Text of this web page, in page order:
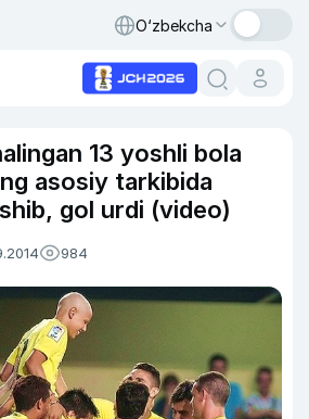
O‘zbekcha
13 yoshli bola
asosiy tarkibida
gol urdi (video)
984